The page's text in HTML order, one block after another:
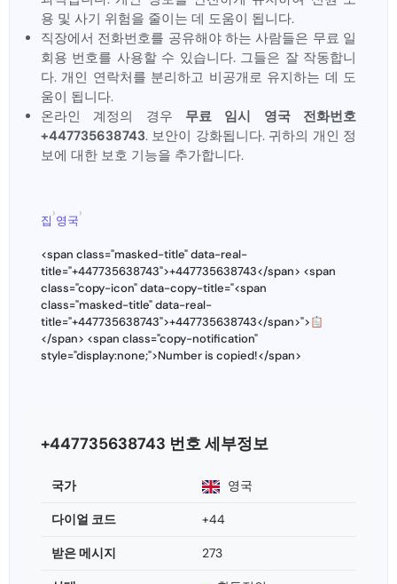
용 및 사기 위험을 줄이는 데 도움이 됩니다.
직장에서 전화번호를 공유해야 하는 사람들은 무료 일
회용 번호를 사용할 수 있습니다. 그들은 잘 작동합니
다. 개인 연락처를 분리하고 비공개로 유지하는 데 도
움이 됩니다.
온라인 계정의 경우 무료 임시 영국 전화번호
+447735638743. 보안이 강화됩니다. 귀하의 개인 정
보에 대한 보호 기능을 추가합니다.
집
›
영국
›
<span class="masked-title" data-real-
title="+447735638743">+447735638743</span> <span
class="copy-icon" data-copy-title="<span
class="masked-title" data-real-
title="+447735638743">+447735638743</span>">
</span> <span class="copy-notification"
style="display:none;">Number is copied!</span>
+447735638743 번호 세부정보
국가 영국
다이얼 코드 +44
받은 메시지 273